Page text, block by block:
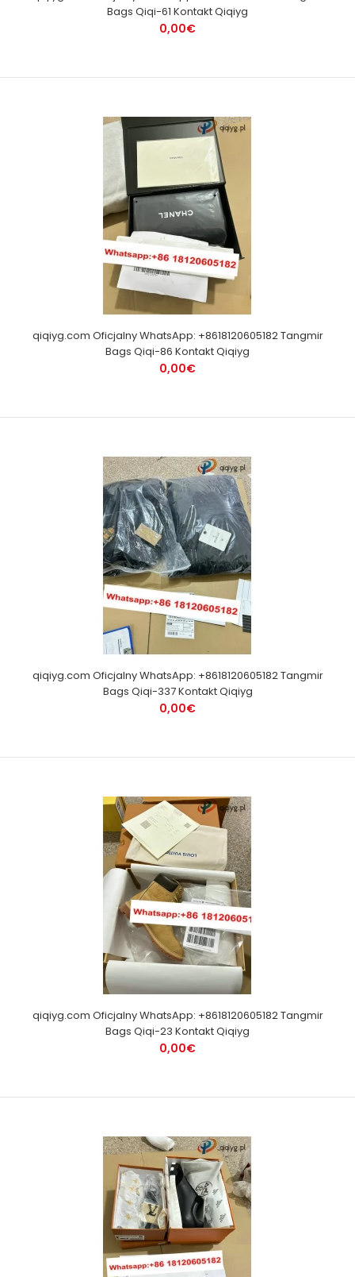
Bags Qiqi-61 Kontakt Qiqiyg
0,00€
qiqiyg.com Oficjalny WhatsApp: +8618120605182 Tangmir
Bags Qiqi-86 Kontakt Qiqiyg
0,00€
qiqiyg.com Oficjalny WhatsApp: +8618120605182 Tangmir
Bags Qiqi-337 Kontakt Qiqiyg
0,00€
qiqiyg.com Oficjalny WhatsApp: +8618120605182 Tangmir
Bags Qiqi-23 Kontakt Qiqiyg
0,00€